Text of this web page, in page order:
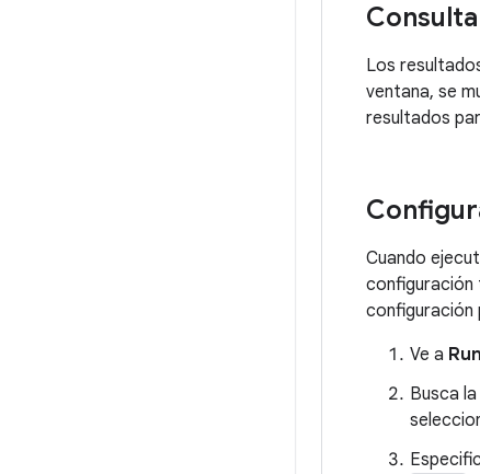
Los
ventana, se
resultados
Cuando
configuración
configuración
Ve a
Busca